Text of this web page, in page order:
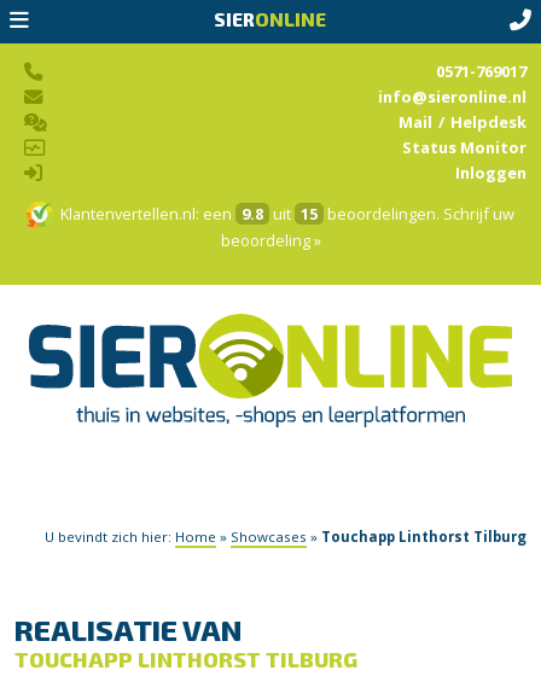
SIERONLINE
Klantenvertellen.nl: een 9.8 uit 15 beoordelingen. Schrijf uw
beoordeling »
0571-769017
info@sieronline.nl
Mail / Helpdesk
Status Monitor
Inloggen
U bevindt zich hier: Home » Showcases » Touchapp Linthorst Tilburg
REALISATIE VAN
TOUCHAPP LINTHORST TILBURG